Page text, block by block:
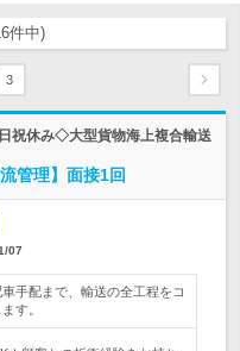
件中)
3
祝休み◇大型貨物海上複合輸送
管理】面接1回
07
手配まで、輸送の全工程をコ
す。